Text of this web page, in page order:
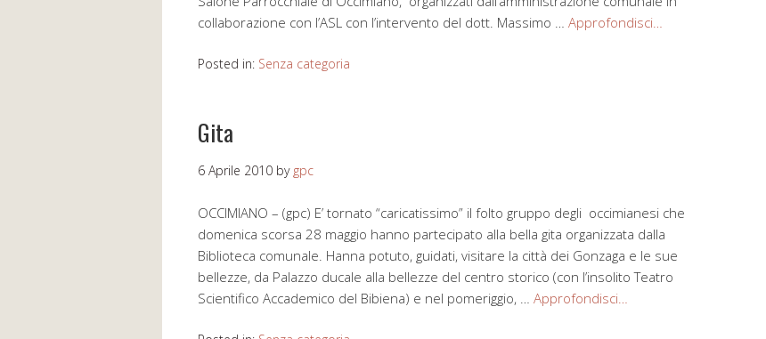
collaborazione con l’ASL con l’intervento del dott. Massimo … Approfondisci…
Posted in: Senza categoria
Gita
6 Aprile 2010 by gpc
OCCIMIANO – (gpc) E’ tornato “caricatissimo” il folto gruppo degli occimianesi che
domenica scorsa 28 maggio hanno partecipato alla bella gita organizzata dalla
Biblioteca comunale. Hanna potuto, guidati, visitare la città dei Gonzaga e le sue
bellezze, da Palazzo ducale alla bellezze del centro storico (con l’insolito Teatro
Scientifico Accademico del Bibiena) e nel pomeriggio, … Approfondisci…